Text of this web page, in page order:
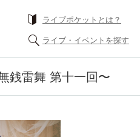
ライブポケットとは？
ライブ・イベントを探す
銭雷舞 第十一回〜